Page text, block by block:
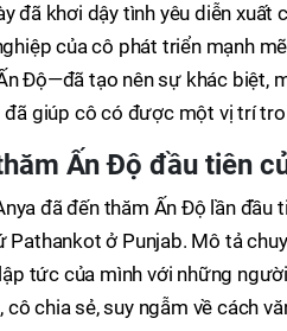
đã khơi dậy tình yêu diễn
của cô phát triển mạnh
Độ—đã tạo nên sự khác biệt,
đã giúp cô có được một vị trí
Ấn Độ đầu tiên
đã đến thăm Ấn Độ lần đầu
Pathankot ở Punjab. Mô tả
lập tức của mình với những
cô chia sẻ, suy ngẫm về cách